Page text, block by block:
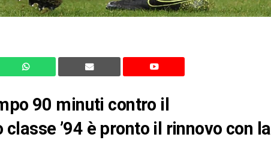
90 minuti contro il
’94 è pronto il rinnovo con la